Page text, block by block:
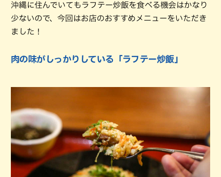
沖縄に住んでいてもラフテー炒飯を食べる機会はかなり
少ないので、今回はお店のおすすめメニューをいただき
ました！
肉の味がしっかりしている「ラフテー炒飯」